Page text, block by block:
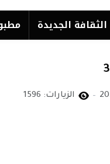
الثقافة الجدیدة
الزيارات: 1596